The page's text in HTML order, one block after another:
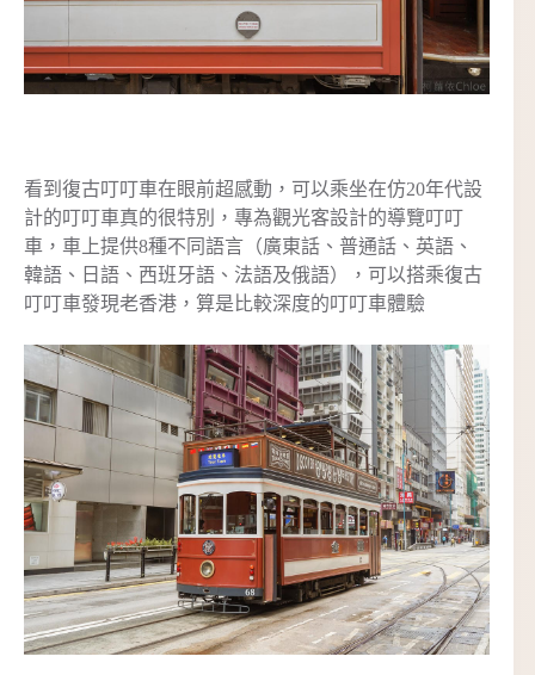
看到復古叮叮車在眼前超感動，可以乘坐在仿20年代設
計的叮叮車真的很特別，專為觀光客設計的導覽叮叮
車，車上提供8種不同語言（廣東話、普通話、英語、
韓語、日語、西班牙語、法語及俄語），可以搭乘復古
叮叮車發現老香港，算是比較深度的叮叮車體驗